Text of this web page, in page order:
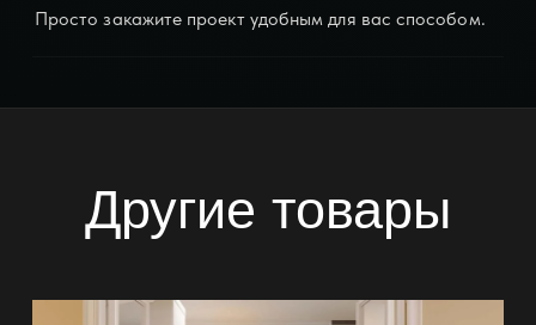
Просто закажите проект удобным для вас способом.
Другие товары